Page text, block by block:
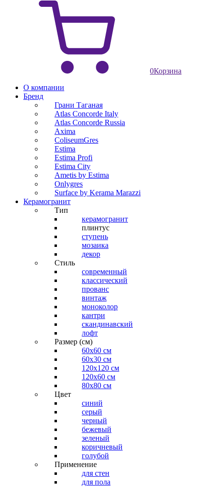
0Корзина
О компании
Бренд
Грани Таганая
Atlas Concorde Italy
Atlas Concorde Russia
Axima
ColiseumGres
Estima
Estima Profi
Estima City
Ametis by Estima
Onlygres
Surface by Kerama Marazzi
Керамогранит
Тип
керамогранит
плинтус
ступень
мозаика
декор
Стиль
современный
классический
прованс
винтаж
моноколор
кантри
скандинавский
лофт
Размер (см)
60х60 см
60x30 см
120x120 см
120x60 см
80x80 см
Цвет
синий
серый
черный
бежевый
зеленый
коричневый
голубой
Применение
для стен
для пола